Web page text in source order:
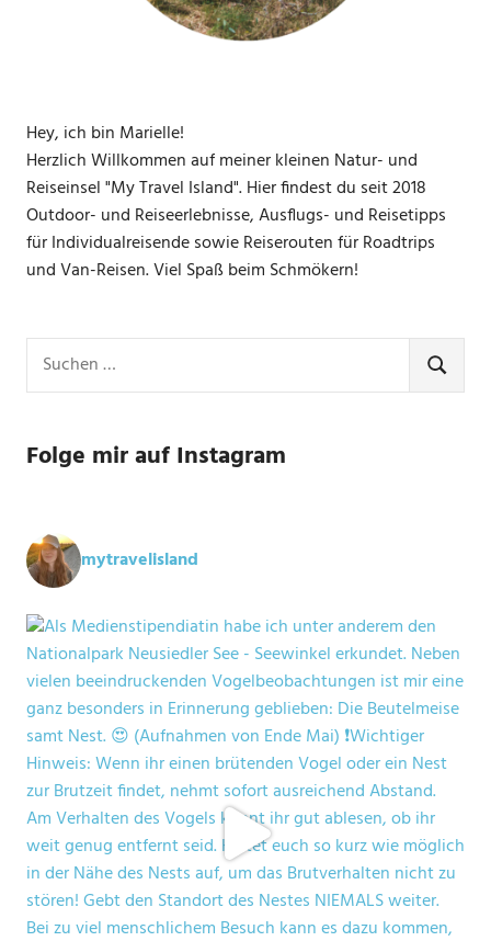
Hey, ich bin Marielle!
Herzlich Willkommen auf meiner kleinen Natur- und
Reiseinsel "My Travel Island". Hier findest du seit 2018
Outdoor- und Reiseerlebnisse, Ausflugs- und Reisetipps
für Individualreisende sowie Reiserouten für Roadtrips
und Van-Reisen. Viel Spaß beim Schmökern!
nach:
SUCHEN
Folge mir auf Instagram
mytravelisland